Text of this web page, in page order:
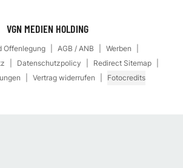
VGN MEDIEN HOLDING
Offenlegung AGB / ANB
Werben
Datenschutzpolicy
Redirect Sitemap
Vertrag widerrufen Fotocredits